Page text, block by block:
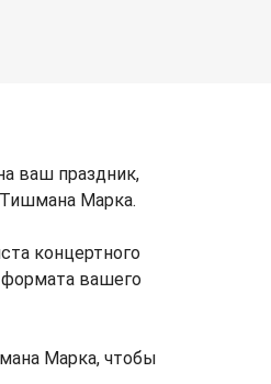
ваш праздник,
Тишмана Марка.
концертного
вашего
Марка, чтобы